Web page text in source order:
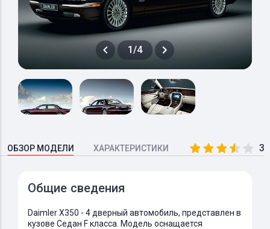
1/4
ОБЗОР МОДЕЛИ ХАРАКТЕРИСТИКИ
Общие сведения
Daimler X350 - 4 дверный автомобиль, представлен в
кузове Седан F класса. Модель оснащается